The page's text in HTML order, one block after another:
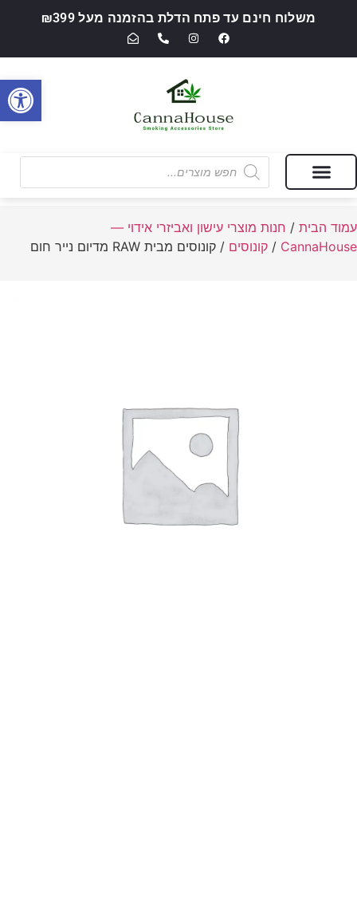
משלוח חינם עד פתח הדלת בהזמנה מעל ₪399
עמוד הבית / חנות מוצרי עישון ואביזרי אידוי —
CannaHouse
/ קונוסים / קונוסים מבית RAW מדיום נייר חום
פתח